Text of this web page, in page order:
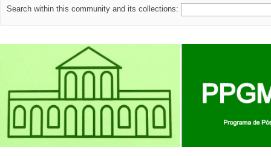
Search within this community and its collections: